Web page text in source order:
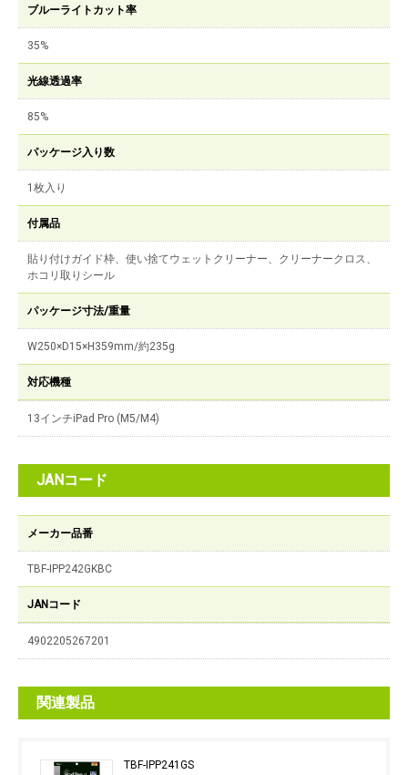
ブルーライトカット率
35%
光線透過率
85%
パッケージ入り数
1枚入り
付属品
貼り付けガイド枠、使い捨てウェットクリーナー、クリーナークロス、
ホコリ取りシール
パッケージ寸法/重量
W250×D15×H359mm/約235g
対応機種
13インチiPad Pro (M5/M4)
JANコード
メーカー品番
TBF-IPP242GKBC
JANコード
4902205267201
関連製品
TBF-IPP241GS